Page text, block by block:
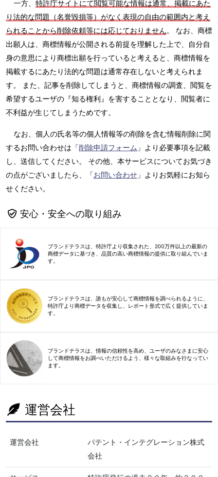
一方、 特許庁サイトにて閲覧可能な情報は通常、掲載にあた
り法的な問題（名誉毀損等）がなく表現の自由の範囲内と考え
られることから削除依頼等には応じておりません。 なお、商標
出願人は、商標情報が公開される前提を理解した上で、自分自
身の意思により商標出願を行っていると考えると、商標情報を
掲載するにあたり法的な問題は通常存在しないと考えられま
す。 また、記事を削除してしまうと、商標情報の調査、閲覧を
希望するユーザの『知る権利』を害することとなり、閲覧者に
不利益が生じてしまうためです。
なお、個人の氏名等の個人情報等の削除を含む情報削除に関
するお問い合わせは「削除申請フォーム 」より必要事項を記載
し、送信してください。 その他、本サービスについてお気づき
の点がございましたら、「お問い合わせ 」よりお気軽にお知ら
せください。
安心・安全への取り組み
ブランドテラスは、特許庁より収集された、200万件以上の最新の
商標データに基づき、品質の高い商標情報の提供に取り組んでいま
す。
ブランドテラスは、誰もが安心して商標情報を調べられるように、
特許庁より商標データを収集し、レポート形式で広く提供していま
す。
ブランドテラスは、情報の信頼性を高め、ユーザのみなさまに安心
して商標情報をお調べいただけるよう、様々な取組みを行なってい
ます。
運営会社
運営会社
パテント・インテグレーション株式
会社